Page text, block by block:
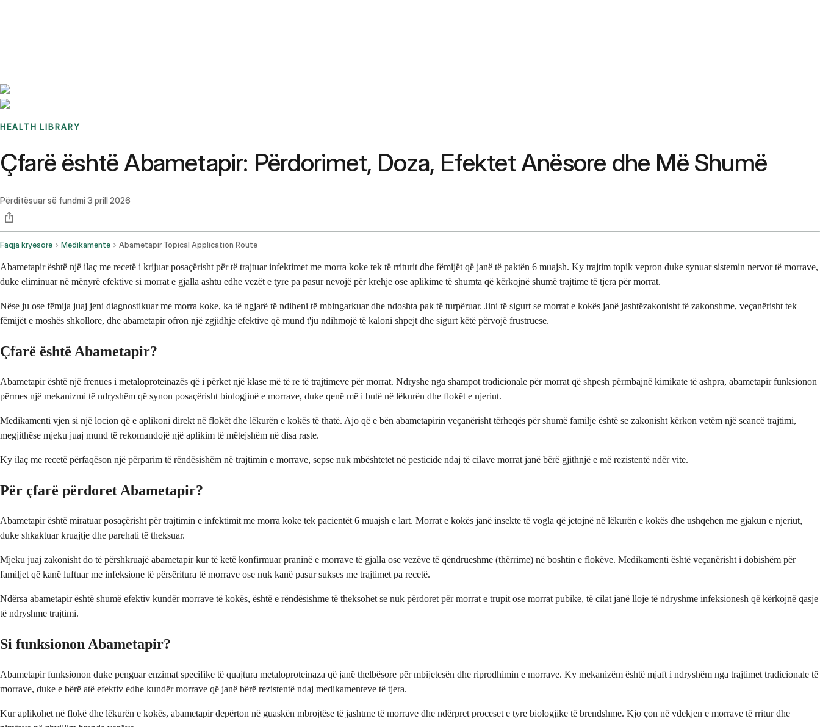
HEALTH LIBRARY
Çfarë është Abametapir: Përdorimet, Doza, Efektet Anësore dhe Më Shumë
Përditësuar së fundmi 3 prill 2026
Faqja kryesore Medikamente Abametapir Topical Application Route
Abametapir është një ilaç me recetë i krijuar posaçërisht për të trajtuar infektimet me morra koke tek të rriturit dhe fëmijët që janë të paktën 6 muajsh. Ky trajtim topik vepron duke synuar sistemin nervor të morrave,
duke eliminuar në mënyrë efektive si morrat e gjalla ashtu edhe vezët e tyre pa pasur nevojë për krehje ose aplikime të shumta që kërkojnë shumë trajtime të tjera për morrat.
Nëse ju ose fëmija juaj jeni diagnostikuar me morra koke, ka të ngjarë të ndiheni të mbingarkuar dhe ndoshta pak të turpëruar. Jini të sigurt se morrat e kokës janë jashtëzakonisht të zakonshme, veçanërisht tek
fëmijët e moshës shkollore, dhe abametapir ofron një zgjidhje efektive që mund t'ju ndihmojë të kaloni shpejt dhe sigurt këtë përvojë frustruese.
Çfarë është Abametapir?
Abametapir është një frenues i metaloproteinazës që i përket një klase më të re të trajtimeve për morrat. Ndryshe nga shampot tradicionale për morrat që shpesh përmbajnë kimikate të ashpra, abametapir funksionon
përmes një mekanizmi të ndryshëm që synon posaçërisht biologjinë e morrave, duke qenë më i butë në lëkurën dhe flokët e njeriut.
Medikamenti vjen si një locion që e aplikoni direkt në flokët dhe lëkurën e kokës të thatë. Ajo që e bën abametapirin veçanërisht tërheqës për shumë familje është se zakonisht kërkon vetëm një seancë trajtimi,
megjithëse mjeku juaj mund të rekomandojë një aplikim të mëtejshëm në disa raste.
Ky ilaç me recetë përfaqëson një përparim të rëndësishëm në trajtimin e morrave, sepse nuk mbështetet në pesticide ndaj të cilave morrat janë bërë gjithnjë e më rezistentë ndër vite.
Për çfarë përdoret Abametapir?
Abametapir është miratuar posaçërisht për trajtimin e infektimit me morra koke tek pacientët 6 muajsh e lart. Morrat e kokës janë insekte të vogla që jetojnë në lëkurën e kokës dhe ushqehen me gjakun e njeriut,
duke shkaktuar kruajtje dhe parehati të theksuar.
Mjeku juaj zakonisht do të përshkruajë abametapir kur të ketë konfirmuar praninë e morrave të gjalla ose vezëve të qëndrueshme (thërrime) në boshtin e flokëve. Medikamenti është veçanërisht i dobishëm për
familjet që kanë luftuar me infeksione të përsëritura të morrave ose nuk kanë pasur sukses me trajtimet pa recetë.
Ndërsa abametapir është shumë efektiv kundër morrave të kokës, është e rëndësishme të theksohet se nuk përdoret për morrat e trupit ose morrat pubike, të cilat janë lloje të ndryshme infeksionesh që kërkojnë qasje
të ndryshme trajtimi.
Si funksionon Abametapir?
Abametapir funksionon duke penguar enzimat specifike të quajtura metaloproteinaza që janë thelbësore për mbijetesën dhe riprodhimin e morrave. Ky mekanizëm është mjaft i ndryshëm nga trajtimet tradicionale të
morrave, duke e bërë atë efektiv edhe kundër morrave që janë bërë rezistentë ndaj medikamenteve të tjera.
Kur aplikohet në flokë dhe lëkurën e kokës, abametapir depërton në guaskën mbrojtëse të jashtme të morrave dhe ndërpret proceset e tyre biologjike të brendshme. Kjo çon në vdekjen e morrave të rritur dhe